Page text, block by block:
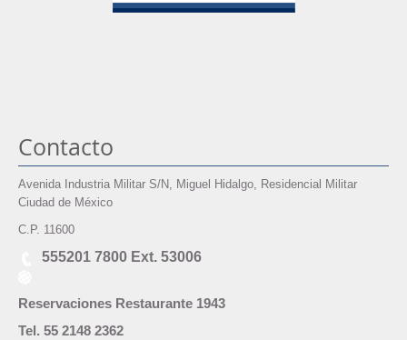
Contacto
Avenida Industria Militar S/N, Miguel Hidalgo, Residencial Militar
Ciudad de México
C.P. 11600
555201 7800 Ext. 53006
Reservaciones Restaurante 1943
Tel. 55 2148 2362